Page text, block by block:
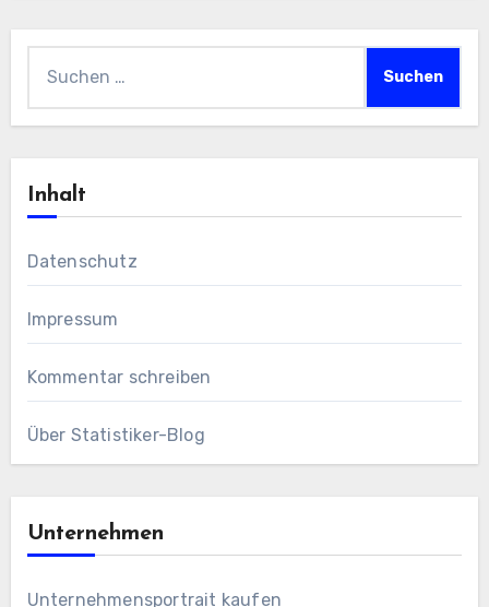
nach:
Inhalt
Datenschutz
Impressum
Kommentar schreiben
Über Statistiker-Blog
Unternehmen
Unternehmensportrait kaufen